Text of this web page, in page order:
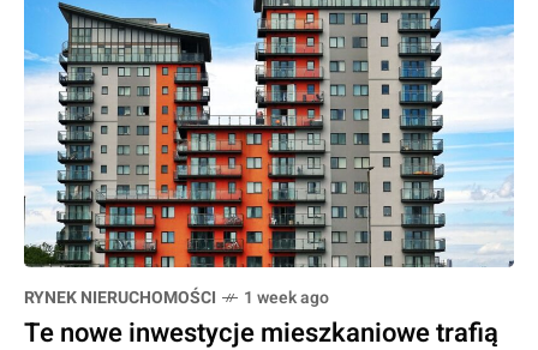
RYNEK NIERUCHOMOŚCI 1 week ago
Te nowe inwestycje mieszkaniowe trafią